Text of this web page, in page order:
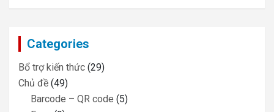
a
c
Categories
Bổ trợ kiến thức (29)
Chủ đề (49)
Barcode – QR code (5)